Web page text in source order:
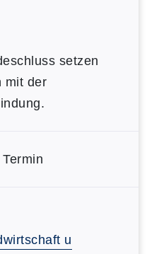
setzen
mit der
Termin
u